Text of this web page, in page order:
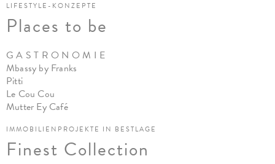
LIFESTYLE-KONZEPTE
Places to be
G A S T R O N O M I E
Mbassy by Franks
Pitti
Le Cou Cou
Mutter Ey Café
IMMOBILIENPROJEKTE IN BESTLAGE
Finest Collection